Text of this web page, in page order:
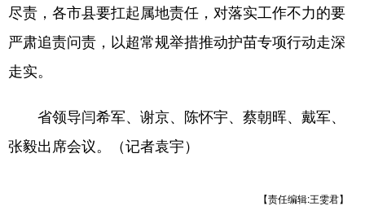
尽责，各市县要扛起属地责任，对落实工作不力的要
严肃追责问责，以超常规举措推动护苗专项行动走深
走实。
省领导闫希军、谢京、陈怀宇、蔡朝晖、戴军、
张毅出席会议。（记者袁宇）
【责任编辑:王雯君】